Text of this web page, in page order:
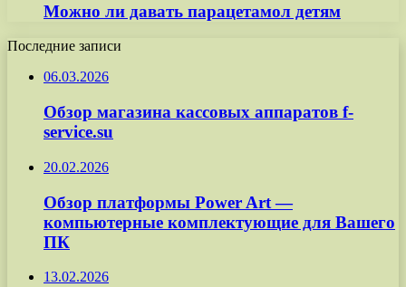
Можно ли давать парацетамол детям
Последние записи
06.03.2026
Обзор магазина кассовых аппаратов f-
service.su
20.02.2026
Обзор платформы Power Art —
компьютерные комплектующие для Вашего
ПК
13.02.2026